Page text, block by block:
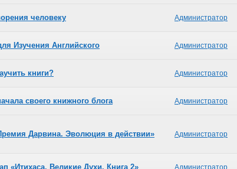
человеку Администратор
Изучения Английского Администратор
книги? Администратор
своего книжного блога Администратор
Дарвина. Эволюция в действии» Администратор
«Итихаса. Великие Духи. Книга 2» Администратор